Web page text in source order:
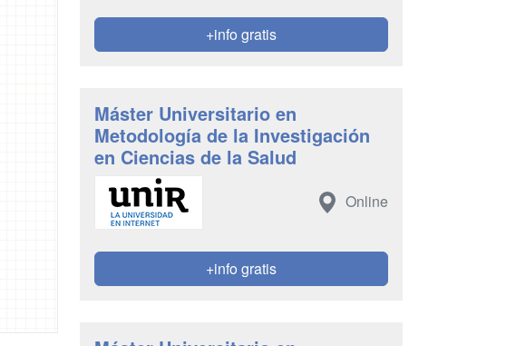
+info gratis
Máster Universitario en
Metodología de la Investigación
en Ciencias de la Salud
Online
+info gratis